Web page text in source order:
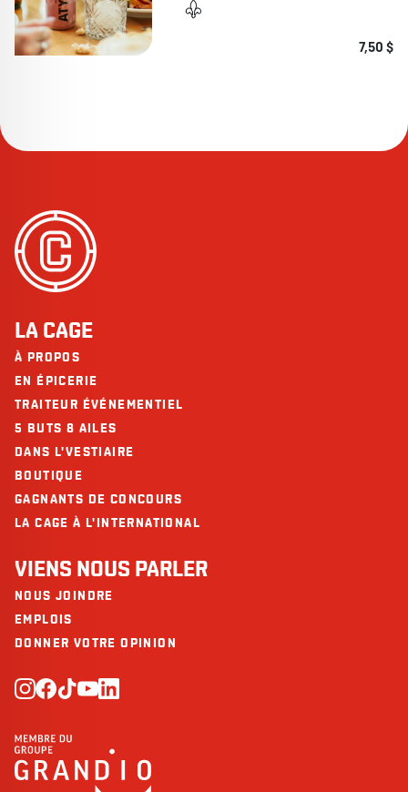
7,50 $
LA CAGE
À PROPOS
EN ÉPICERIE
TRAITEUR ÉVÉNEMENTIEL
5 BUTS 8 AILES
DANS L'VESTIAIRE
BOUTIQUE
GAGNANTS DE CONCOURS
LA CAGE À L'INTERNATIONAL
VIENS NOUS PARLER
NOUS JOINDRE
EMPLOIS
DONNER VOTRE OPINION